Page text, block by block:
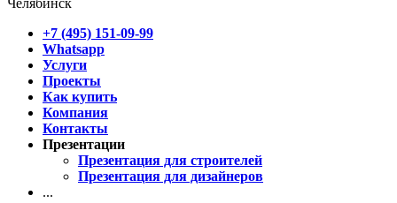
Челябинск
+7 (495) 151-09-99
Whatsapp
Услуги
Проекты
Как купить
Компания
Контакты
Презентации
Презентация для строителей
Презентация для дизайнеров
...